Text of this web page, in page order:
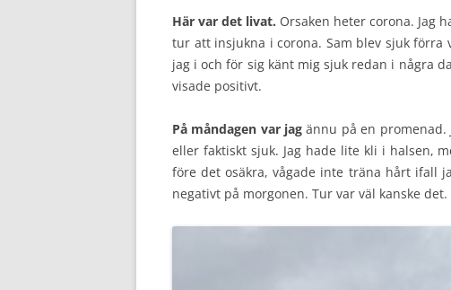
Här var det livat. Orsaken heter corona. Jag
tur att insjukna i corona. Sam blev sjuk förra
jag i och för sig känt mig sjuk redan i några
visade positivt.
På måndagen var jag ännu på en promenad.
eller faktiskt sjuk. Jag hade lite kli i halsen,
före det osäkra, vågade inte träna hårt ifall
negativt på morgonen. Tur var väl kanske det.